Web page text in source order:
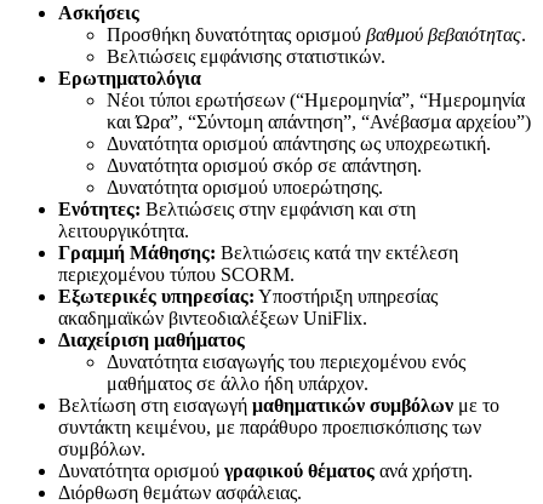
Ασκήσεις
Προσθήκη δυνατότητας ορισμού βαθμού βεβαιότητας.
Βελτιώσεις εμφάνισης στατιστικών.
Ερωτηματολόγια
Νέοι τύποι ερωτήσεων (“Ημερομηνία”, “Ημερομηνία
και Ώρα”, “Σύντομη απάντηση”, “Ανέβασμα αρχείου”)
Δυνατότητα ορισμού απάντησης ως υποχρεωτική.
Δυνατότητα ορισμού σκόρ σε απάντηση.
Δυνατότητα ορισμού υποερώτησης.
Ενότητες: Βελτιώσεις στην εμφάνιση και στη
λειτουργικότητα.
Γραμμή Μάθησης: Βελτιώσεις κατά την εκτέλεση
περιεχομένου τύπου SCORM.
Εξωτερικές υπηρεσίας: Υποστήριξη υπηρεσίας
ακαδημαϊκών βιντεοδιαλέξεων UniFlix.
Διαχείριση μαθήματος
Δυνατότητα εισαγωγής του περιεχομένου ενός
μαθήματος σε άλλο ήδη υπάρχον.
Βελτίωση στη εισαγωγή μαθηματικών συμβόλων με το
συντάκτη κειμένου, με παράθυρο προεπισκόπισης των
συμβόλων.
Δυνατότητα ορισμού γραφικού θέματος ανά χρήστη.
Διόρθωση θεμάτων ασφάλειας.